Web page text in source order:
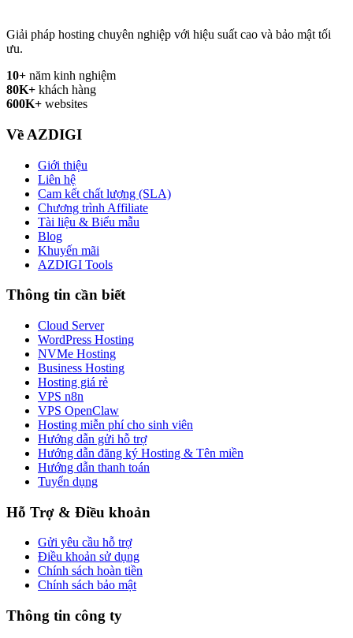
Giải pháp hosting chuyên nghiệp với hiệu suất cao và bảo mật tối
ưu.
10+ năm kinh nghiệm
80K+ khách hàng
600K+ websites
Về AZDIGI
Giới thiệu
Liên hệ
Cam kết chất lượng (SLA)
Chương trình Affiliate
Tài liệu & Biểu mẫu
Blog
Khuyến mãi
AZDIGI Tools
Thông tin cần biết
Cloud Server
WordPress Hosting
NVMe Hosting
Business Hosting
Hosting giá rẻ
VPS n8n
VPS OpenClaw
Hosting miễn phí cho sinh viên
Hướng dẫn gửi hỗ trợ
Hướng dẫn đăng ký Hosting & Tên miền
Hướng dẫn thanh toán
Tuyển dụng
Hỗ Trợ & Điều khoản
Gửi yêu cầu hỗ trợ
Điều khoản sử dụng
Chính sách hoàn tiền
Chính sách bảo mật
Thông tin công ty